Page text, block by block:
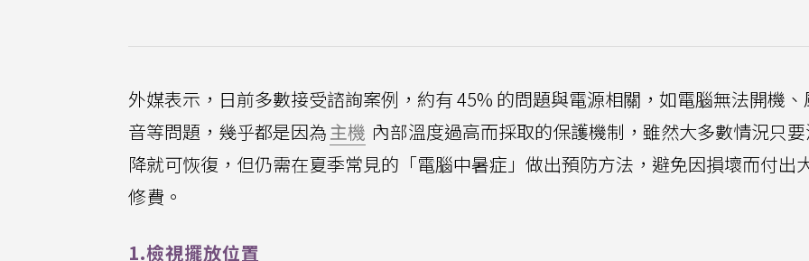
外媒表示，日前多數接受諮詢案例，約有 45% 的問題與電源相關，如電腦無法開機
音等問題，幾乎都是因為主機 內部溫度過高而採取的保護機制，雖然大多數情況只
降就可恢復，但仍需在夏季常見的「電腦中暑症」做出預防方法，避免因損壞而付出
修費。
1.檢視擺放位置